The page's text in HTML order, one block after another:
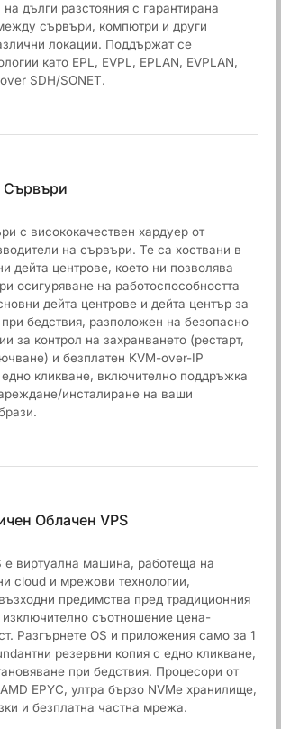
дълги разстояния с гарантирана
сървъри, компютри и други
локации. Поддържат се
като EPL, EVPL, EPLAN, EVPLAN,
SDH/SONET.
Сървъри
с висококачествен хардуер от
на сървъри. Те са хоствани в
дейта центрове, което ни позволява
осигуряване на работоспособността
дейта центрове и дейта център за
бедствия, разположен на безопасно
за контрол на захранването (рестарт,
и безплатен KVM-over-IP
кликване, включително поддръжка
инсталиране на ваши
Облачен VPS
е виртуална машина, работеща на
cloud и мрежови технологии,
предимства пред традиционния
изключително съотношение цена-
Разгърнете OS и приложения само за 1
резервни копия с едно кликване,
при бедствия. Процесори от
EPYC, ултра бързо NVMe хранилище,
и безплатна частна мрежа.